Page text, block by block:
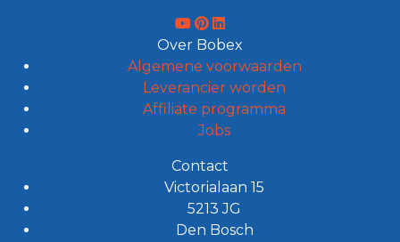
Over Bobex
Algemene voorwaarden
Leverancier worden
Affiliate programma
Jobs
Contact
Victorialaan 15
5213 JG
Den Bosch